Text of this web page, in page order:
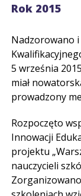
Rok 2015
Nadzorowano
5 września
miał
prowadzony
Rozpoczęto
Innowacji
projektu
nauczycieli